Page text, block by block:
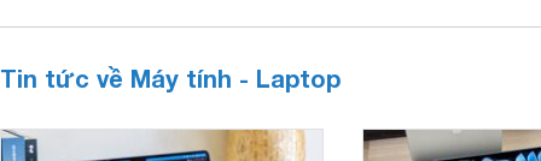
Tin tức về Máy tính - Laptop